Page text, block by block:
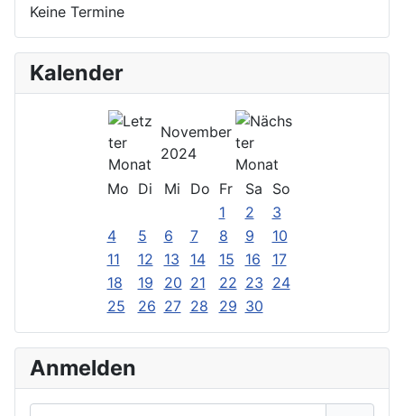
Keine Termine
Kalender
November
2024
Mo Di Mi Do Fr Sa
So
1
2
3
4
5 6 7 8 9
10
11
12 13 14 15 16
17
18
19 20 21 22 23 24
25
26 27 28 29 30
Anmelden